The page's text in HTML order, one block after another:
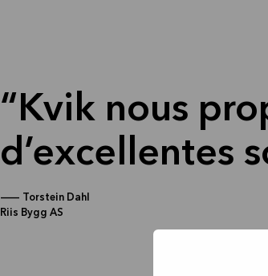
Kvik nous
d’excellentes
— Torstein Dahl
Riis Bygg AS